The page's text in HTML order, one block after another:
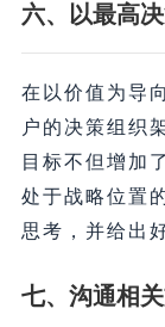
六、以最高
在以价值为导
户的决策组织
目标不但增加
处于战略位置
思考，并给出
七、沟通相